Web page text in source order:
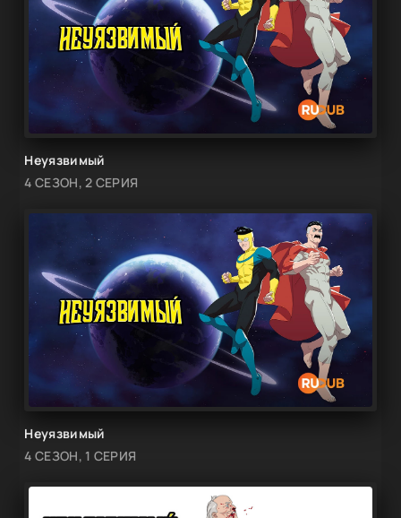
Неуязвимый
4 СЕЗОН, 2 СЕРИЯ
Неуязвимый
4 СЕЗОН, 1 СЕРИЯ